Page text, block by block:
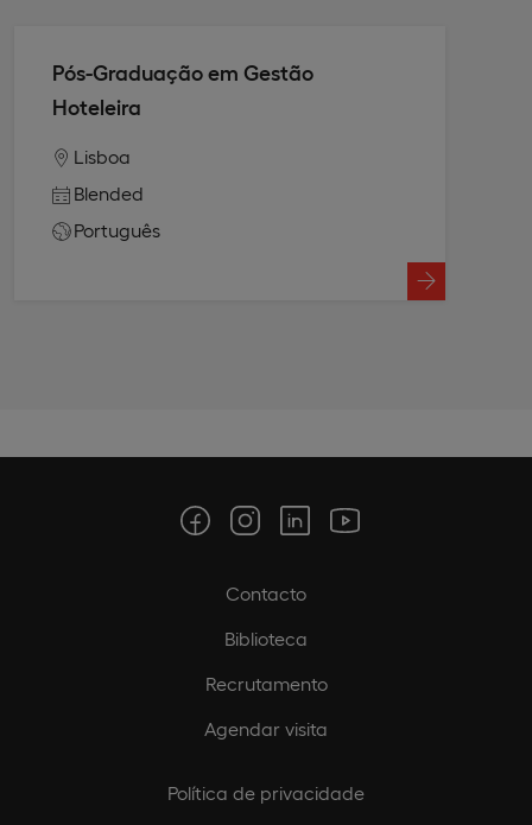
Pós-Graduação em Gestão
Hoteleira
Lisboa
Blended
Português
Contacto
Biblioteca
Recrutamento
Agendar visita
Política de privacidade